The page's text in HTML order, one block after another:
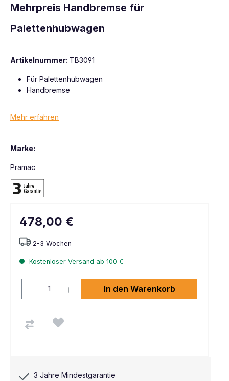
Mehrpreis Handbremse für
Palettenhubwagen
Artikelnummer: TB3091
Für Palettenhubwagen
Handbremse
Mehr erfahren
Marke:
Pramac
478,00 €
2-3 Wochen
Kostenloser Versand ab 100 €
In den Warenkorb
3 Jahre Mindestgarantie